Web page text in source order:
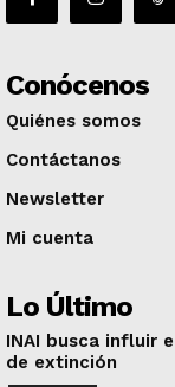
Conócenos
Quiénes somos
Contáctanos
Newsletter
Mi cuenta
Lo Último
INAI busca influir
de extinción